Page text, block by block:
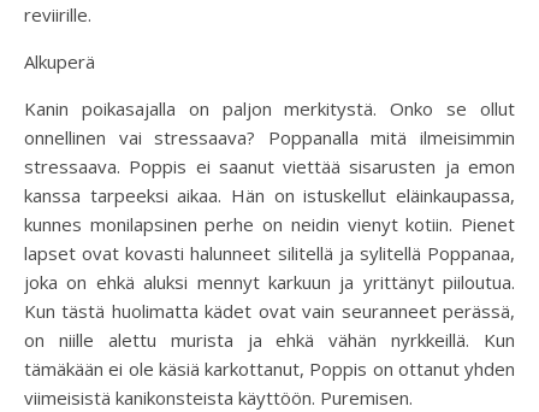
reviirille.
Alkuperä
Kanin poikasajalla on paljon merkitystä. Onko se ollut
onnellinen vai stressaava? Poppanalla mitä ilmeisimmin
stressaava. Poppis ei saanut viettää sisarusten ja emon
kanssa tarpeeksi aikaa. Hän on istuskellut eläinkaupassa,
kunnes monilapsinen perhe on neidin vienyt kotiin. Pienet
lapset ovat kovasti halunneet silitellä ja sylitellä Poppanaa,
joka on ehkä aluksi mennyt karkuun ja yrittänyt piiloutua.
Kun tästä huolimatta kädet ovat vain seuranneet perässä,
on niille alettu murista ja ehkä vähän nyrkkeillä. Kun
tämäkään ei ole käsiä karkottanut, Poppis on ottanut yhden
viimeisistä kanikonsteista käyttöön. Puremisen.